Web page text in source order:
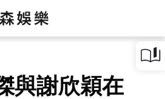
與謝欣穎在